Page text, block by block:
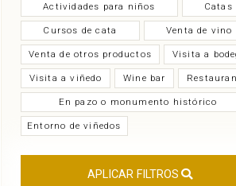
Actividades para niños Catas
Cursos de cata Venta de vino
Venta de otros productos Visita a
Visita a viñedo Wine bar
En pazo o monumento histórico
Entorno de viñedos
APLICAR FILTROS